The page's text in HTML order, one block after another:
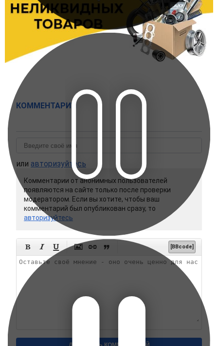
КОММЕНТАРИИ
или авторизуйтесь
Комментарии от анонимных пользователей
появляются на сайте только после проверки
модератором. Если вы хотите, чтобы ваш
комментарий был опубликован сразу, то
авторизуйтесь
      [BBcode]